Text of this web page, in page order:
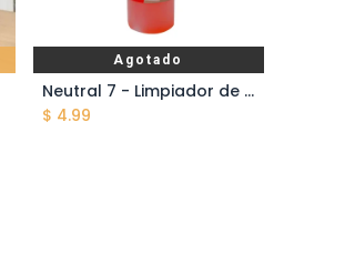
Agotado
Neutral 7 - Limpiador de Pisos - Canela - 1 Litro
$ 4.99